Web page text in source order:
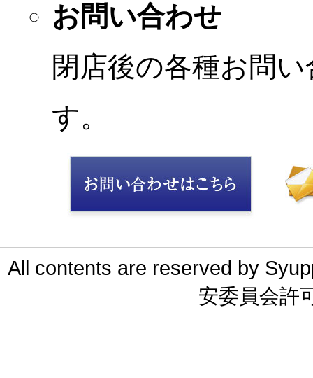
お問い合わせ
閉店後の各種お問
す。
All contents are reserved by
安委員会許